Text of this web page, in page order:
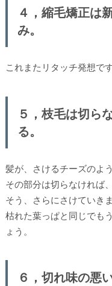
４，縮毛矯正は
み。
これまたリタッチ発想です
５，枝毛は切ら
る。
髪が、さけるチーズのよ
その部分は切らなければ
そう、さらにさけていきま
枯れた葉っぱと同じでも
ょう。
６，切れ味の悪